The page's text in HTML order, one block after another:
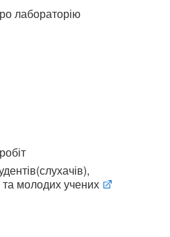
лабораторію
та молодих учених